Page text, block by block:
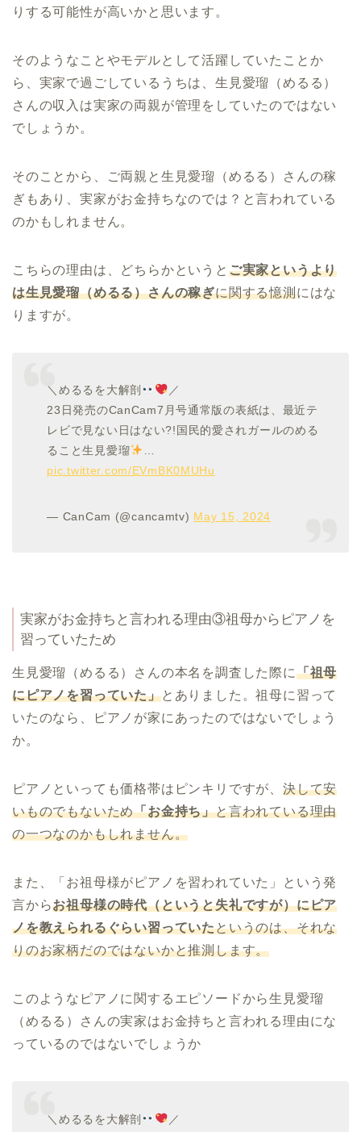
りする可能性が高いかと思います。
そのようなことやモデルとして活躍していたことか
ら、実家で過ごしているうちは、生見愛瑠（めるる）
さんの収入は実家の両親が管理をしていたのではない
でしょうか。
そのことから、ご両親と生見愛瑠（めるる）さんの稼
ぎもあり、実家がお金持ちなのでは？と言われている
のかもしれません。
こちらの理由は、どちらかというと ご実家というより
は生見愛瑠（めるる）さんの稼ぎに関する憶測にはな
りますが。
＼めるるを大解剖
／
23日発売のCanCam7月号通常版の表紙は、最近テ
レビで見ない日はない?!国民的愛されガールのめる
ること生見愛瑠
pic.twitter.com/EVmBK0MUHu
— CanCam (@cancamtv) May 15, 2024
実家がお金持ちと言われる理由③祖母からピアノを
習っていたため
生見愛瑠（めるる）さんの本名を調査した際に「祖母
にピアノを習っていた」とありました。祖母に習って
いたのなら、ピアノが家にあったのではないでしょう
か。
ピアノといっても価格帯はピンキリですが、 決して安
いものでもないため「お金持ち」と言われている理由
の一つなのかもしれません。
また、「お祖母様がピアノを習われていた」という発
言からお祖母様の時代（というと失礼ですが）にピア
ノを教えられるぐらい習っていたというのは、それな
りのお家柄だのではないかと推測します。
このようなピアノに関するエピソードから生見愛瑠
（めるる）さんの実家はお金持ちと言われる理由にな
っているのではないでしょうか
＼めるるを大解剖
／